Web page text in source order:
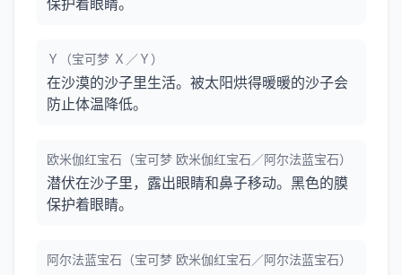
保护着眼睛。
Ｙ（宝可梦 Ｘ／Ｙ）
在沙漠的沙子里生活。被太阳烘得暖暖的沙子会
防止体温降低。
欧米伽红宝石（宝可梦 欧米伽红宝石／阿尔法蓝宝石）
潜伏在沙子里，露出眼睛和鼻子移动。黑色的膜
保护着眼睛。
阿尔法蓝宝石（宝可梦 欧米伽红宝石／阿尔法蓝宝石）